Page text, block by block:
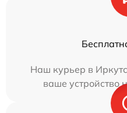
Наш курьер в
ваше устройство